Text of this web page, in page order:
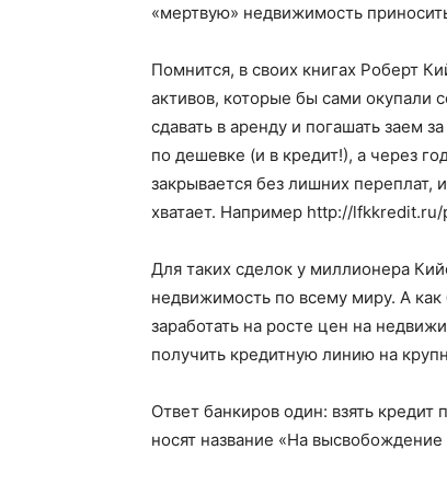
«мертвую» недвижимость
Помнится, в своих книгах Роберт
активов, которые бы сами окупали
сдавать в аренду и погашать заем
по дешевке (и в кредит!), а через
закрывается без лишних переплат,
хватает. Например http://
Для таких сделок у миллионера
недвижимость по всему миру. А
заработать на росте цен на
получить кредитную линию на
Ответ банкиров один: взять
носят название «На